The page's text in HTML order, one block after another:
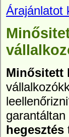
Árajánlatot
Minősitett
hegesztés